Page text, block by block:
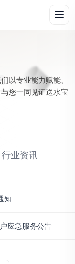
以专业能力赋能、
您一同见证送水宝
行业资讯
知
应急服务公告